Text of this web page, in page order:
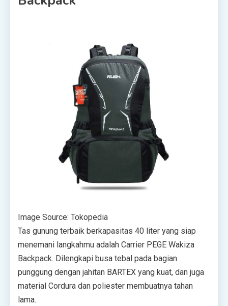
Image Source: Tokopedia
Tas gunung terbaik berkapasitas 40 liter yang siap
menemani langkahmu adalah Carrier PEGE Wakiza
Backpack. Dilengkapi busa tebal pada bagian
punggung dengan jahitan BARTEX yang kuat, dan juga
material Cordura dan poliester membuatnya tahan
lama.